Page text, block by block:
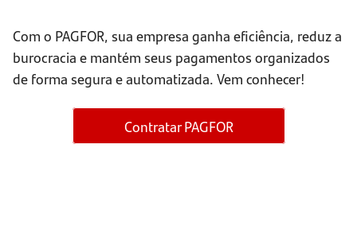
Com o PAGFOR, sua empresa ganha eficiência, reduz a
burocracia e mantém seus pagamentos organizados
de forma segura e automatizada. Vem conhecer!
Contratar PAGFOR